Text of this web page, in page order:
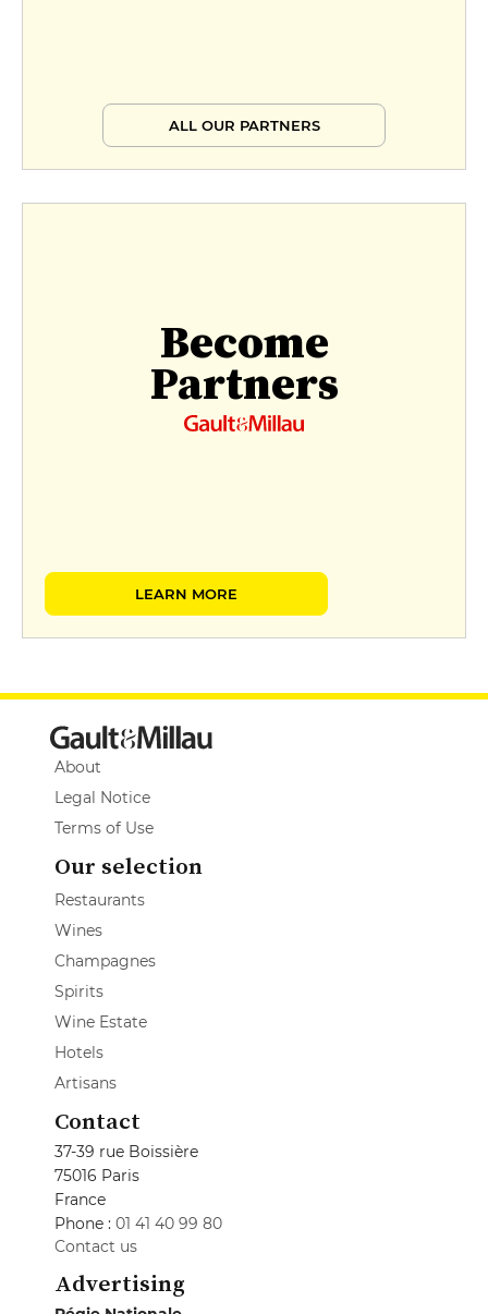
ALL OUR PARTNERS
Become
Partners
LEARN MORE
About
Legal Notice
Terms of Use
Our selection
Restaurants
Wines
Champagnes
Spirits
Wine Estate
Hotels
Artisans
Contact
37-39 rue Boissière
75016 Paris
France
Phone : 01 41 40 99 80
Contact us
Advertising